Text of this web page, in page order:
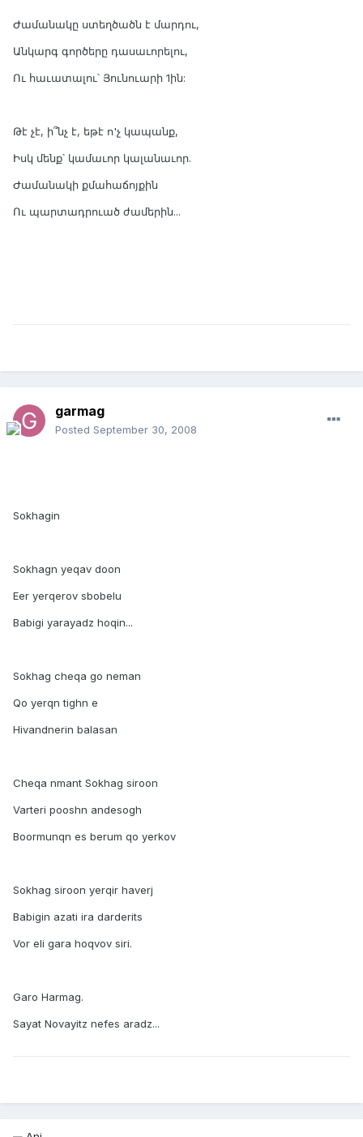
Ժամանակը ստեղծածն է մարդու,
Անկարգ գործերը դասաւորելու,
Ու հաւատալու՝ Յունուարի 1ին:
Թէ չէ, ի՞նչ է, եթէ ո'չ կապանք,
Իսկ մենք՝ կամաւոր կալանաւոր.
Ժամանակի քմահաճոյքին
Ու պարտադրուած ժամերին...
garmag
Posted September 30, 2008
Sokhagin
Sokhagn yeqav doon
Eer yerqerov sbobelu
Babigi yarayadz hoqin...
Sokhag cheqa go neman
Qo yerqn tighn e
Hivandnerin balasan
Cheqa nmant Sokhag siroon
Varteri pooshn andesogh
Boormunqn es berum qo yerkov
Sokhag siroon yerqir haverj
Babigin azati ira darderits
Vor eli gara hoqvov siri.
Garo Harmag.
Sayat Novayitz nefes aradz...